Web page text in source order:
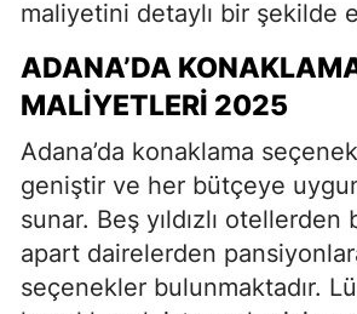
maliyetini detaylı bir şekilde
ADANA’DA
MALIYETLERI 2025
Adana’da konaklama
geniştir ve her bütçeye
sunar. Beş yıldızlı
apart dairelerden
seçenekler bulunmaktadır.